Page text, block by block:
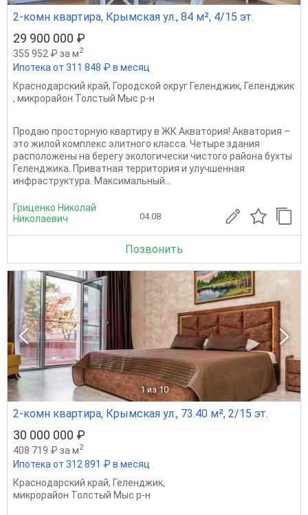
2-комн квартира, Крымская ул., 84 м², 4/15 эт.
29 900 000 ₽
355 952 ₽ за м2
Ипотека от 311 848 ₽ в месяц
Краснодарский край, Городской округ Геленджик, Геленджик
, микрорайон Толстый Мыс р-н
Продаю просторную квартиру в ЖК Акватория! Акватория –
это жилой комплекс элитного класса. Четыре здания
расположены на берегу экологически чистого района бухты
Геленджика. Приватная территория и улучшенная
инфраструктура. Максимальный...
Гриценко Николай
Николаевич
04.08
Позвонить
1 из 10
2-комн квартира, Крымская ул., 73.40 м², 2/15 эт.
30 000 000 ₽
408 719 ₽ за м2
Ипотека от 312 891 ₽ в месяц
Краснодарский край, Геленджик,
микрорайон Толстый Мыс р-н